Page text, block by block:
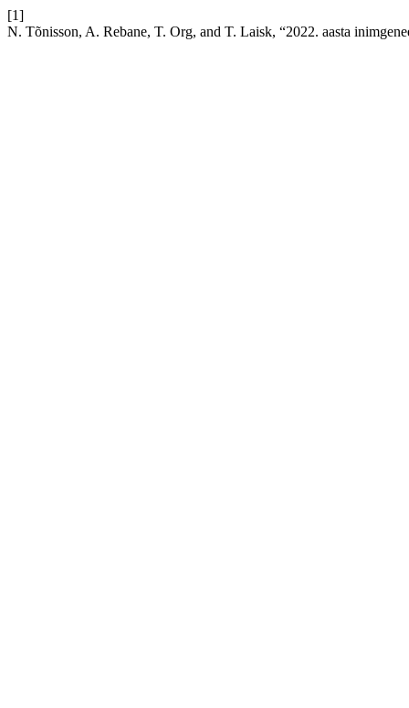
[1]
N. Tõnisson, A. Rebane, T. Org, and T. Laisk, “2022. aasta